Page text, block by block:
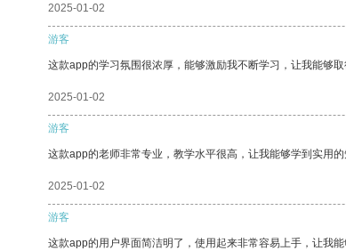
2025-01-02
游客
这款app的学习氛围很浓厚，能够激励我不断学习，让我能够取
2025-01-02
游客
这款app的老师非常专业，教学水平很高，让我能够学到实用的
2025-01-02
游客
这款app的用户界面简洁明了，使用起来非常容易上手，让我